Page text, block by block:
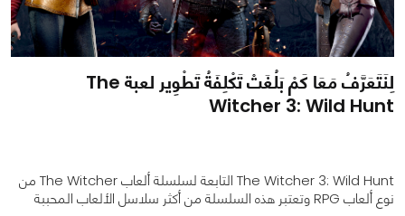
لِنَتَعَرَّفُ مَعَا كَمْ بَلُغَتْ تَكْلِفَةُ تَطْوِير لعبة The
Witcher 3: Wild Hunt
The Witcher 3: Wild Hunt التابعة لسلسلة ألعاب The Witcher من
نوع ألعاب RPG وتعتبر هذه السلسلة من أكثر سلاسل الألعاب المحببة